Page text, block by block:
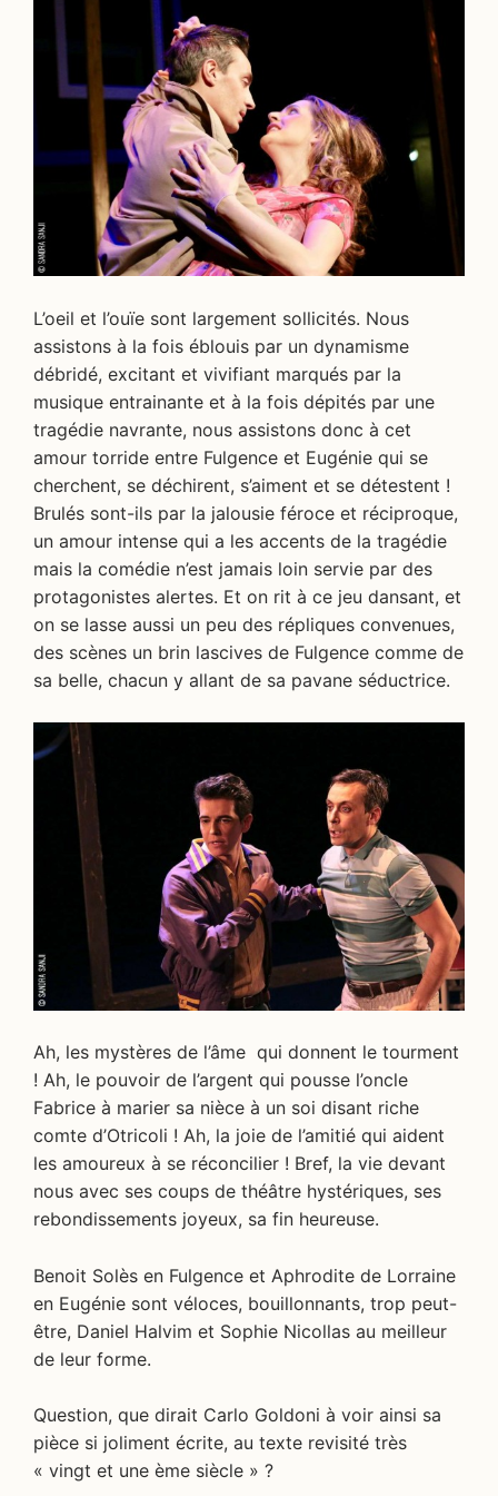
L’oeil et l’ouïe sont largement sollicités. Nous
assistons à la fois éblouis par un dynamisme
débridé, excitant et vivifiant marqués par la
musique entrainante et à la fois dépités par une
tragédie navrante, nous assistons donc à cet
amour torride entre Fulgence et Eugénie qui se
cherchent, se déchirent, s’aiment et se détestent !
Brulés sont-ils par la jalousie féroce et réciproque,
un amour intense qui a les accents de la tragédie
mais la comédie n’est jamais loin servie par des
protagonistes alertes. Et on rit à ce jeu dansant, et
on se lasse aussi un peu des répliques convenues,
des scènes un brin lascives de Fulgence comme de
sa belle, chacun y allant de sa pavane séductrice.
Ah, les mystères de l’âme qui donnent le tourment
! Ah, le pouvoir de l’argent qui pousse l’oncle
Fabrice à marier sa nièce à un soi disant riche
comte d’Otricoli ! Ah, la joie de l’amitié qui aident
les amoureux à se réconcilier ! Bref, la vie devant
nous avec ses coups de théâtre hystériques, ses
rebondissements joyeux, sa fin heureuse.
Benoit Solès en Fulgence et Aphrodite de Lorraine
en Eugénie sont véloces, bouillonnants, trop peut-
être, Daniel Halvim et Sophie Nicollas au meilleur
de leur forme.
Question, que dirait Carlo Goldoni à voir ainsi sa
pièce si joliment écrite, au texte revisité très
« vingt et une ème siècle » ?